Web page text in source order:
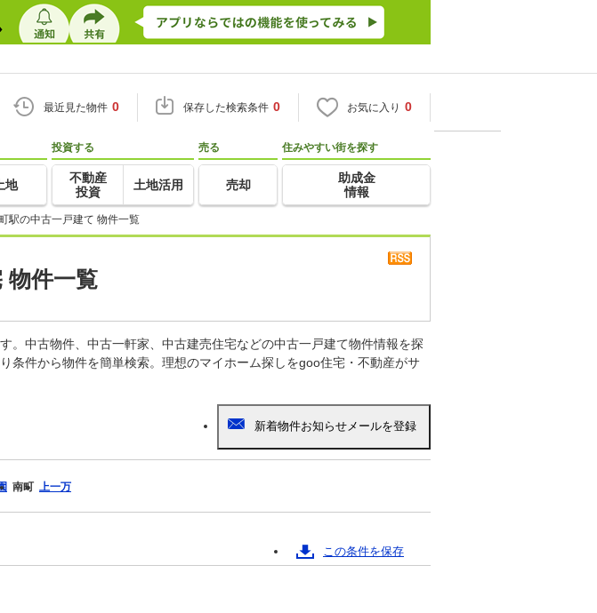
最近見た物件 0 保存した検索条件 0 お気に入り 0
地
投資する
不動産
投資
土地活用
売る
売却
住みやすい街を探す
助成金
情報
駅の中古一戸建て 物件一覧
物件一覧
中古物件、中古一軒家、中古建売住宅などの中古一戸建て物件情報を探
条件から物件を簡単検索。理想のマイホーム探しをgoo住宅・不動産がサ
南町 上一万
この条件を保存